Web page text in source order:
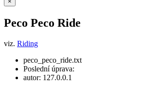
Peco Peco Ride
viz. Riding
peco_peco_ride.txt
Poslední úprava:
autor: 127.0.0.1